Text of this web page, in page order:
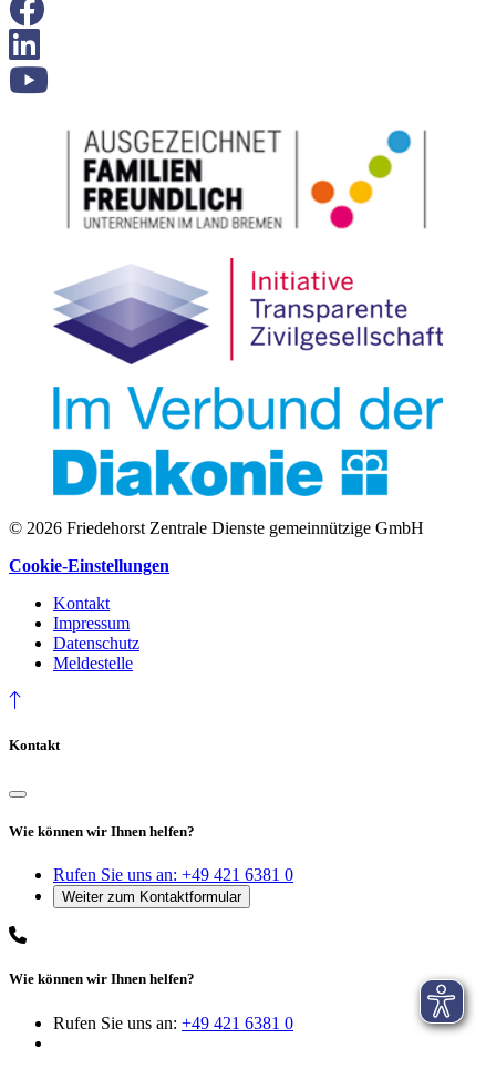
© 2026 Friedehorst Zentrale Dienste gemeinnützige GmbH
Cookie-Einstellungen
Kontakt
Impressum
Datenschutz
Meldestelle
Kontakt
Wie können wir Ihnen helfen?
Rufen Sie uns an: +49 421 6381 0
Wie können wir Ihnen helfen?
Rufen Sie uns an: +49 421 6381 0